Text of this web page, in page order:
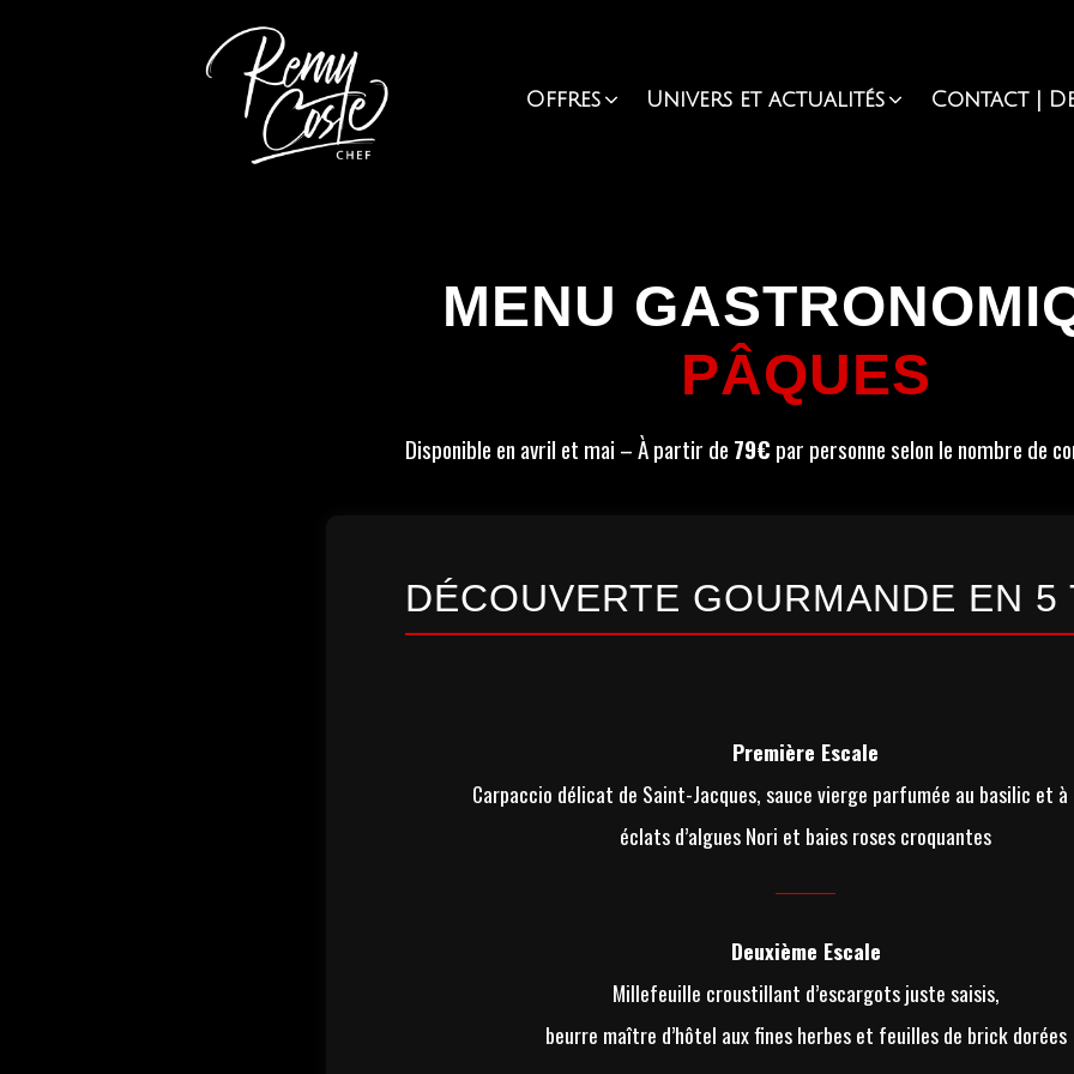
Offres Univers et actualités Contact |
MENU
PÂQUES
Disponible en avril et mai – À partir de 79€ par personne selon le nombre de
DÉCOUVERTE GOURMANDE EN 5
Première Escale
Carpaccio délicat de Saint-Jacques, sauce vierge parfumée au basilic et à
éclats d’algues Nori et baies roses croquantes
Deuxième Escale
Millefeuille croustillant d’escargots juste saisis,
beurre maître d’hôtel aux fines herbes et feuilles de brick dorées